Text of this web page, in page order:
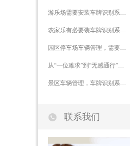
游乐场需要安装车牌识别系统吗？
农家乐有必要装车牌识别系统吗？
园区停车场车辆管理，需要哪些功能？
从“一位难求”到“无感通行”：智慧停车如何重塑城市出行体验
景区车辆管理，车牌识别系统有哪些作用？
 联系我们